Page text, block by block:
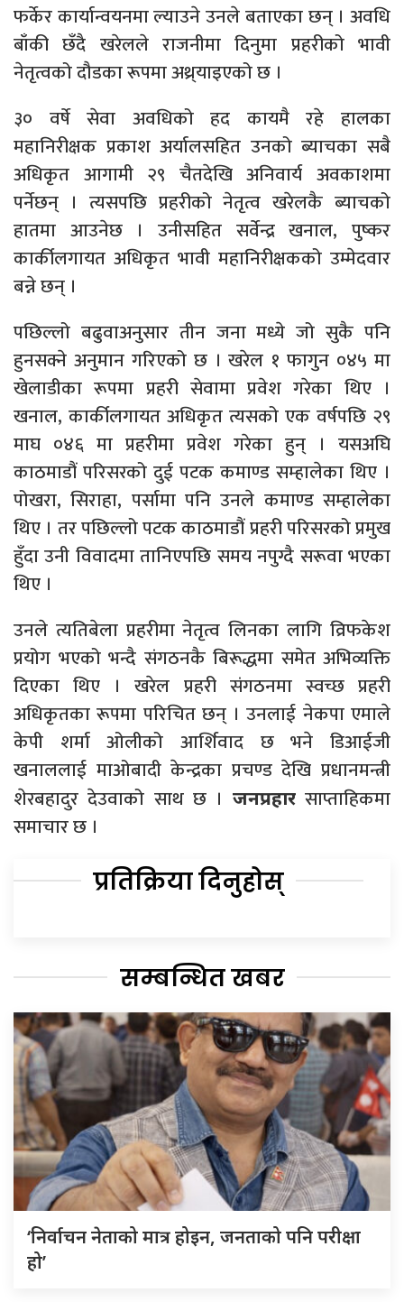
फर्केर कार्यान्वयनमा ल्याउने उनले बताएका छन् । अवधि
बाँकी छँदै खरेलले राजनीमा दिनुमा प्रहरीको भावी
नेतृत्वको दौडका रूपमा अथ्र्याइएको छ ।
३० वर्षे सेवा अवधिको हद कायमै रहे हालका
महानिरीक्षक प्रकाश अर्यालसहित उनको ब्याचका सबै
अधिकृत आगामी २९ चैतदेखि अनिवार्य अवकाशमा
पर्नेछन् । त्यसपछि प्रहरीको नेतृत्व खरेलकै ब्याचको
हातमा आउनेछ । उनीसहित सर्वेन्द्र खनाल, पुष्कर
कार्कीलगायत अधिकृत भावी महानिरीक्षकको उम्मेदवार
बन्ने छन् ।
पछिल्लो बढुवाअनुसार तीन जना मध्ये जो सुकै पनि
हुनसक्ने अनुमान गरिएको छ । खरेल १ फागुन ०४५ मा
खेलाडीका रूपमा प्रहरी सेवामा प्रवेश गरेका थिए ।
खनाल, कार्कीलगायत अधिकृत त्यसको एक वर्षपछि २९
माघ ०४६ मा प्रहरीमा प्रवेश गरेका हुन् । यसअघि
काठमाडौं परिसरको दुई पटक कमाण्ड सम्हालेका थिए ।
पोखरा, सिराहा, पर्सामा पनि उनले कमाण्ड सम्हालेका
थिए । तर पछिल्लो पटक काठमाडौं प्रहरी परिसरको प्रमुख
हुँदा उनी विवादमा तानिएपछि समय नपुग्दै सरूवा भएका
थिए ।
उनले त्यतिबेला प्रहरीमा नेतृत्व लिनका लागि व्रिफकेश
प्रयोग भएको भन्दै संगठनकै बिरूद्धमा समेत अभिव्यक्ति
दिएका थिए । खरेल प्रहरी संगठनमा स्वच्छ प्रहरी
अधिकृतका रूपमा परिचित छन् । उनलाई नेकपा एमाले
केपी शर्मा ओलीको आर्शिवाद छ भने डिआईजी
खनाललाई माओबादी केन्द्रका प्रचण्ड देखि प्रधानमन्त्री
शेरबहादुर देउवाको साथ छ । जनप्रहारसाप्ताहिकमा
समाचार छ ।
प्रतिक्रिया दिनुहोस्
सम्बन्धित खबर
‘निर्वाचन नेताको मात्र होइन, जनताको पनि परीक्षा
हो’